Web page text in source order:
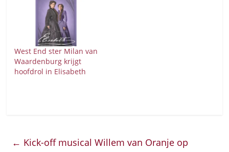
West End ster Milan van
Waardenburg krijgt
hoofdrol in Elisabeth
← Kick-off musical Willem van Oranje op